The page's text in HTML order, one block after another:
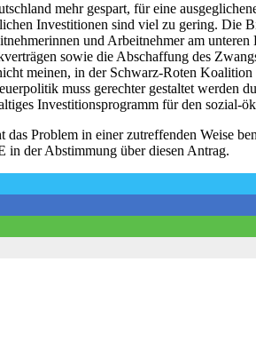
mehr gespart, für eine
Investitionen sind viel zu gering. Die
und Arbeitnehmer am
sowie die Abschaffung des
meinen, in der Schwarz-Roten
muss gerechter gestaltet werden
Investitionsprogramm für den
Problem in einer zutreffenden Weise
der Abstimmung über diesen Antrag.